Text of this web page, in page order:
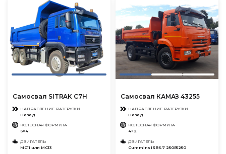
Самосвал SITRAK C7H
НАПРАВЛЕНИЕ РАЗГРУЗКИ
Назад
КОЛЕСНАЯ ФОРМУЛА
6×4
ДВИГАТЕЛЬ
MC11 или MC13
Самосвал КАМАЗ 43255
НАПРАВЛЕНИЕ РАЗГРУЗКИ
Назад
КОЛЕСНАЯ ФОРМУЛА
4×2
ДВИГАТЕЛЬ
Cummins ISB6.7 250Е5250